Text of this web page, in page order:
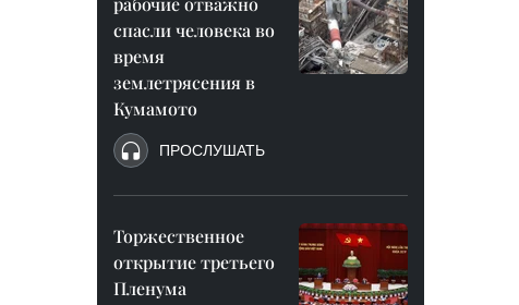
спасли человека во
время
землетрясения в
Кумамото
ПРОСЛУШАТЬ
Торжественное
открытие третьего
Пленума